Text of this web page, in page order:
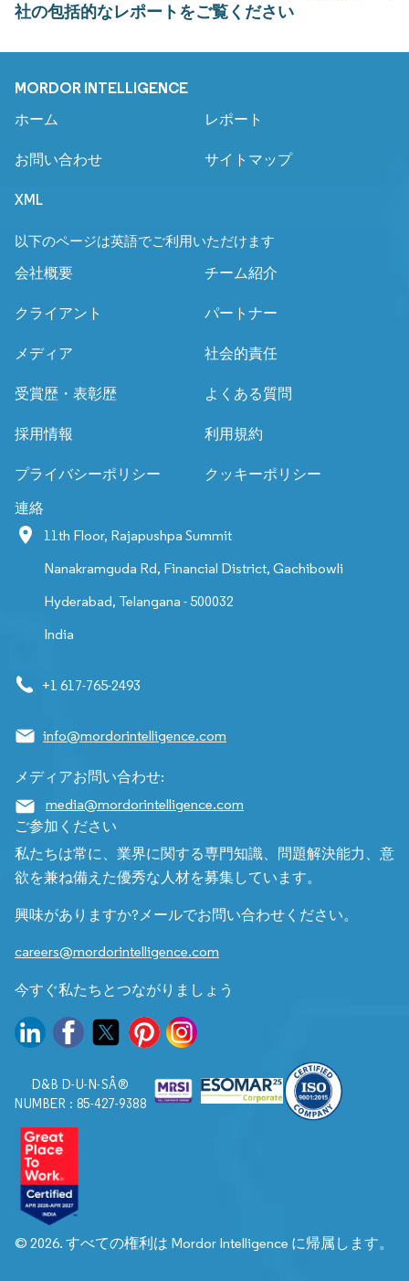
社の包括的なレポートをご覧ください
MORDOR INTELLIGENCE
ホーム レポート
お問い合わせ サイトマップ
XML
以下のページは英語でご利用いただけます
会社概要 チーム紹介
クライアント パートナー
メディア 社会的責任
受賞歴・表彰歴 よくある質問
採用情報 利用規約
プライバシーポリシー クッキーポリシー
連絡
11th Floor, Rajapushpa Summit
Nanakramguda Rd, Financial District, Gachibowli
Hyderabad, Telangana - 500032
India
+1 617-765-2493
info@mordorintelligence.com
メディアお問い合わせ:
media@mordorintelligence.com
ご参加ください
私たちは常に、業界に関する専門知識、問題解決能力、意
欲を兼ね備えた優秀な人材を募集しています。
興味がありますか?メールでお問い合わせください。
careers@mordorintelligence.com
今すぐ私たちとつながりましょう
D&B D-U-N-SÂ®
NUMBER : 85-427-9388
© 2026. すべての権利は Mordor Intelligence に帰属します。